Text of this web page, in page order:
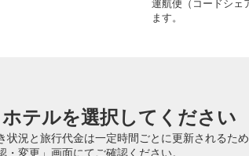
628便
クラスJを
運航便（コードシェ
ます。
テルを選択してください
状況と旅行代金は一定時間ごとに更新されるた
・変更」画面にてご確認ください。